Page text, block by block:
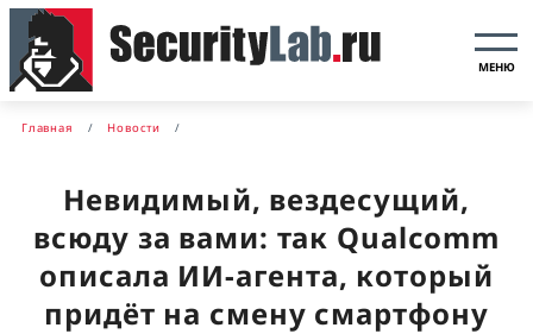
МЕНЮ
Главная Новости
Невидимый, вездесущий,
всюду за вами: так Qualcomm
описала ИИ-агента, который
придёт на смену смартфону